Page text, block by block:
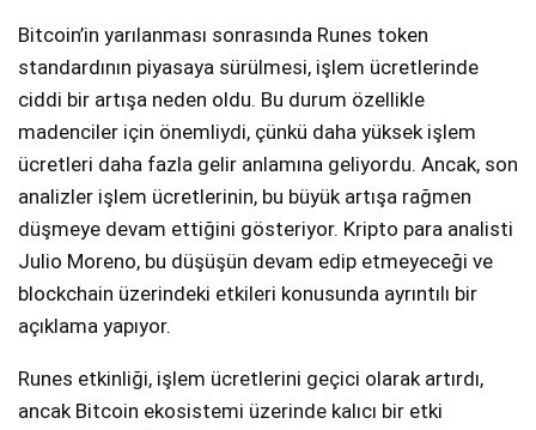
Bitcoin’in yarılanması sonrasında Runes token
standardının piyasaya sürülmesi, işlem ücretlerinde
ciddi bir artışa neden oldu. Bu durum özellikle
madenciler için önemliydi, çünkü daha yüksek işlem
ücretleri daha fazla gelir anlamına geliyordu. Ancak, son
analizler işlem ücretlerinin, bu büyük artışa rağmen
düşmeye devam ettiğini gösteriyor. Kripto para analisti
Julio Moreno, bu düşüşün devam edip etmeyeceği ve
blockchain üzerindeki etkileri konusunda ayrıntılı bir
açıklama yapıyor.
Runes etkinliği, işlem ücretlerini geçici olarak artırdı,
ancak Bitcoin ekosistemi üzerinde kalıcı bir etki